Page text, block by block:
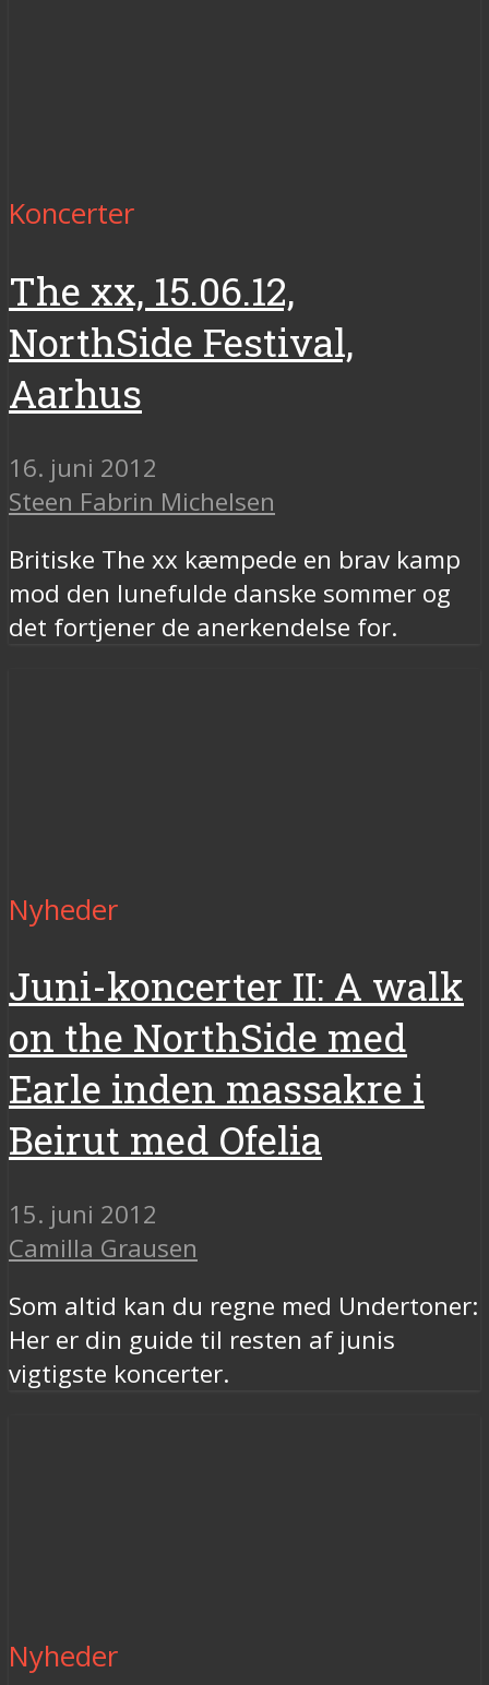
Koncerter
The xx, 15.06.12,
NorthSide Festival,
Aarhus
16. juni 2012
Steen Fabrin Michelsen
Britiske The xx kæmpede en brav kamp
mod den lunefulde danske sommer og
det fortjener de anerkendelse for.
Nyheder
Juni-koncerter II: A walk
on the NorthSide med
Earle inden massakre i
Beirut med Ofelia
15. juni 2012
Camilla Grausen
Som altid kan du regne med Undertoner:
Her er din guide til resten af junis
vigtigste koncerter.
Nyheder